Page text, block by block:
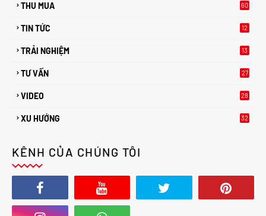
THU MUA 60
TIN TỨC 12
TRẢI NGHIỆM 13
TƯ VẤN
27
VIDEO 28
XU HƯỚNG
32
KÊNH CỦA CHÚNG TÔI